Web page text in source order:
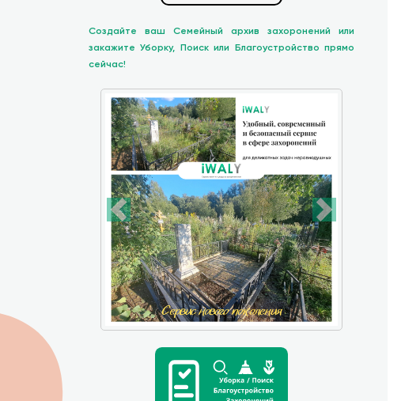
Создайте ваш Семейный архив захоронений или
закажите Уборку, Поиск или Благоустройство прямо
сейчас!